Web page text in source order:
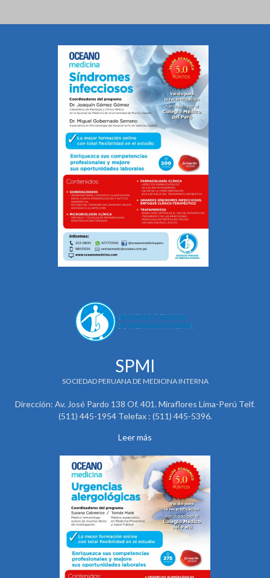
SPMI
SOCIEDAD PERUANA DE MEDICINA INTERNA
Dirección: Av. José Pardo 138 Of. 401. Miraflores Lima-Perú Telf.
(511) 445-1954 Telefax : (511) 445-5396.
Leer más